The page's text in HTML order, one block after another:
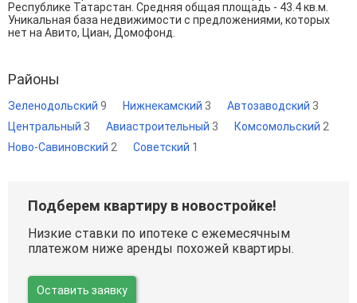
Республике Татарстан. Средняя общая площадь - 43.4 кв.м.
Уникальная база недвижимости с предложениями, которых
нет на Авито, Циан, Домофонд.
Районы
Зеленодольский 9 Нижнекамский 3 Автозаводский 3
Центральный 3 Авиастроительный 3 Комсомольский 2
Ново-Савиновский 2 Советский 1
Подберем квартиру в новостройке!
Низкие ставки по ипотеке с ежемесячным
платежом ниже аренды похожей квартиры.
Оставить заявку